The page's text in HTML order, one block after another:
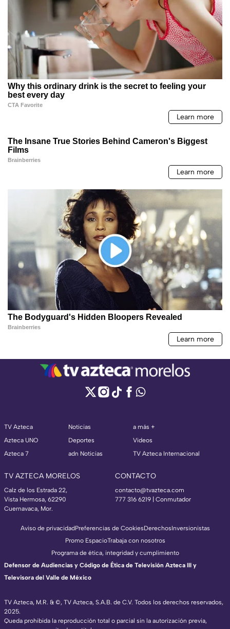
TV Azteca
Azteca UNO
Azteca 7
Noticias
Deportes
adn Noticias
a más +
Videos
TV Azteca Internacional
TV AZTECA MORELOS
Calz de los Estrada 22,
Vista Hermosa, 62290
Cuernavaca, Mor.
CONTACTO
contacto@tvazteca.com
777 316 6219 | Conmutador
TV Azteca, M.R. & ©, TV Azteca, S.A.B. de C.V. Todos los derechos reservados,
2025.
Queda prohibida la reproducción total o parcial sin la autorización previa,
Aviso de privacidadPreferencias de CookiesDerechosInversionistas
Promo EspacioTrabaja con nosotros
Programa de ética, integridad y cumplimiento
Defensor de Audiencias y Código de Ética de Televisión Azteca III y
Televisora del Valle de México